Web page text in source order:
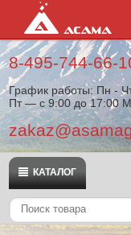
8-495-744-66-
График работы: Пн -
Пт — с 9:00 до 17:00
КАТАЛОГ